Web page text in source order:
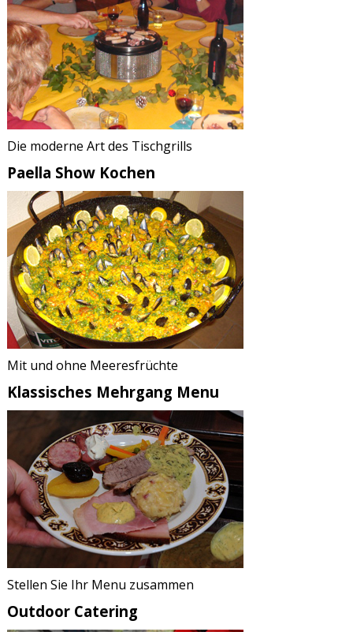
Die moderne Art des Tischgrills
Paella Show Kochen
Mit und ohne Meeresfrüchte
Klassisches Mehrgang Menu
Stellen Sie Ihr Menu zusammen
Outdoor Catering